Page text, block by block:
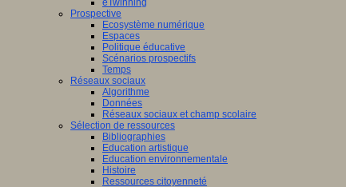
eTwinning
Prospective
Ecosystème numérique
Espaces
Politique éducative
Scénarios prospectifs
Temps
Réseaux sociaux
Algorithme
Données
Réseaux sociaux et champ scolaire
Sélection de ressources
Bibliographies
Education artistique
Education environnementale
Histoire
Ressources citoyenneté